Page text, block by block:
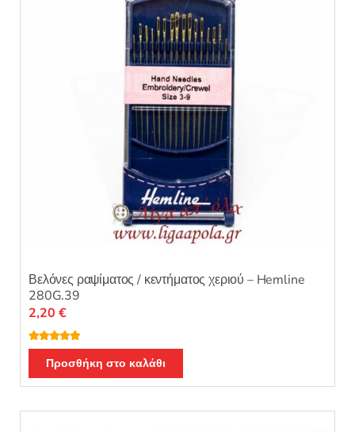
Βελόνες ραψίματος / κεντήματος χεριού – Hemline
280G.39
Βαθμολογή
θηκε με5.00
από 5
2,20 €
Προσθήκη στο καλάθι